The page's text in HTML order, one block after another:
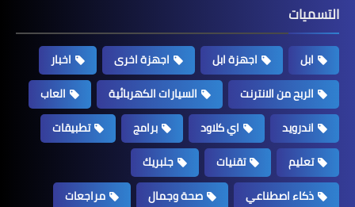
التسميات
ابل اجهزة ابل اجهزة اخرى
اخبار
الربح من الانترنت
السيارات الكهربائية
العاب
اندرويد
اي كلاود برامج
تطبيقات
تعليم
تقنيات
جلبريك
ذكاء اصطناعي
صحة وجمال
مراجعات